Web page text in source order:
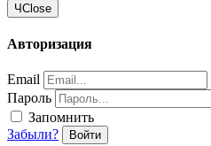
ЧClose
Авторизация
Email
Пароль
Запомнить
Забыли?
Войти